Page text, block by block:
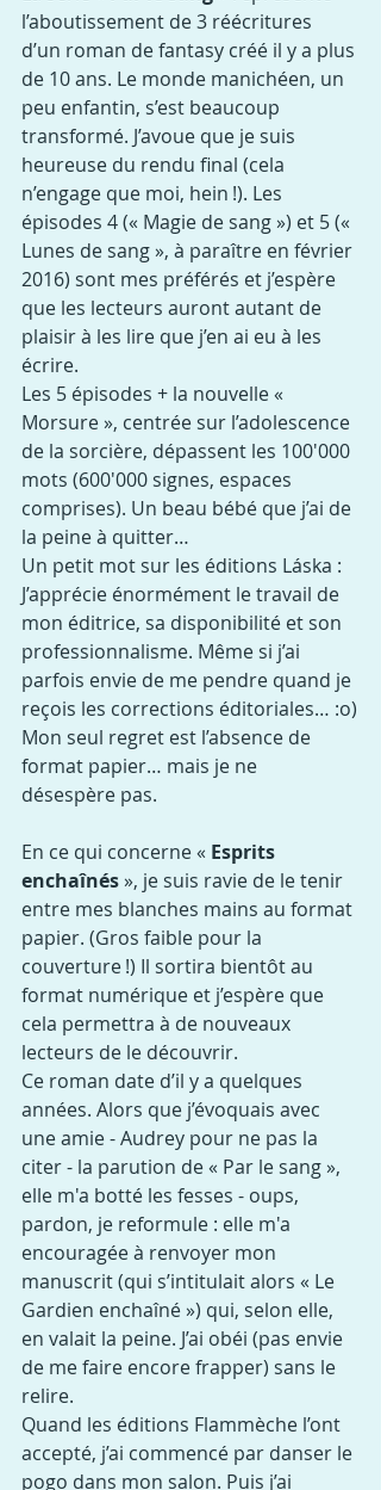
l’aboutissement de 3 réécritures
d’un roman de fantasy créé il y a plus
de 10 ans. Le monde manichéen, un
peu enfantin, s’est beaucoup
transformé. J’avoue que je suis
heureuse du rendu final (cela
n’engage que moi, hein !). Les
épisodes 4 (« Magie de sang ») et 5 («
Lunes de sang », à paraître en février
2016) sont mes préférés et j’espère
que les lecteurs auront autant de
plaisir à les lire que j’en ai eu à les
écrire.
Les 5 épisodes + la nouvelle «
Morsure », centrée sur l’adolescence
de la sorcière, dépassent les 100'000
mots (600'000 signes, espaces
comprises). Un beau bébé que j’ai de
la peine à quitter…
Un petit mot sur les éditions Láska :
J’apprécie énormément le travail de
mon éditrice, sa disponibilité et son
professionnalisme. Même si j’ai
parfois envie de me pendre quand je
reçois les corrections éditoriales… :o)
Mon seul regret est l’absence de
format papier… mais je ne
désespère pas.
En ce qui concerne « Esprits
enchaînés », je suis ravie de le tenir
entre mes blanches mains au format
papier. (Gros faible pour la
couverture !) Il sortira bientôt au
format numérique et j’espère que
cela permettra à de nouveaux
lecteurs de le découvrir.
Ce roman date d’il y a quelques
années. Alors que j’évoquais avec
une amie - Audrey pour ne pas la
citer - la parution de « Par le sang »,
elle m'a botté les fesses - oups,
pardon, je reformule : elle m'a
encouragée à renvoyer mon
manuscrit (qui s’intitulait alors « Le
Gardien enchaîné ») qui, selon elle,
en valait la peine. J’ai obéi (pas envie
de me faire encore frapper) sans le
relire.
Quand les éditions Flammèche l’ont
accepté, j’ai commencé par danser le
pogo dans mon salon. Puis j’ai